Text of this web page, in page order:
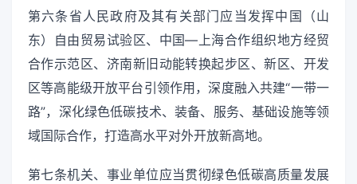
第六条省人民政府及其有关部门应当发挥中国（山
东）自由贸易试验区、中国—上海合作组织地方经贸
合作示范区、济南新旧动能转换起步区、新区、开发
区等高能级开放平台引领作用，深度融入共建“一带一
路”，深化绿色低碳技术、装备、服务、基础设施等领
域国际合作，打造高水平对外开放新高地。
第七条机关、事业单位应当贯彻绿色低碳高质量发展